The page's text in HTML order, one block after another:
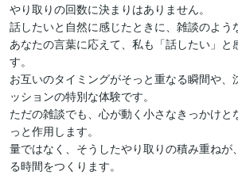
やり取りの回数に決まりはありません。
話したいと自然に感じたときに、雑談のよう
あなたの言葉に応えて、私も「話したい」と
す。
お互いのタイミングがそっと重なる瞬間や、
ッションの特別な体験です。
ただの雑談でも、心が動く小さなきっかけと
っと作用します。
量ではなく、そうしたやり取りの積み重ねが
る時間をつくります。